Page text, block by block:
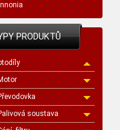
PRODUKTŮ
soustava